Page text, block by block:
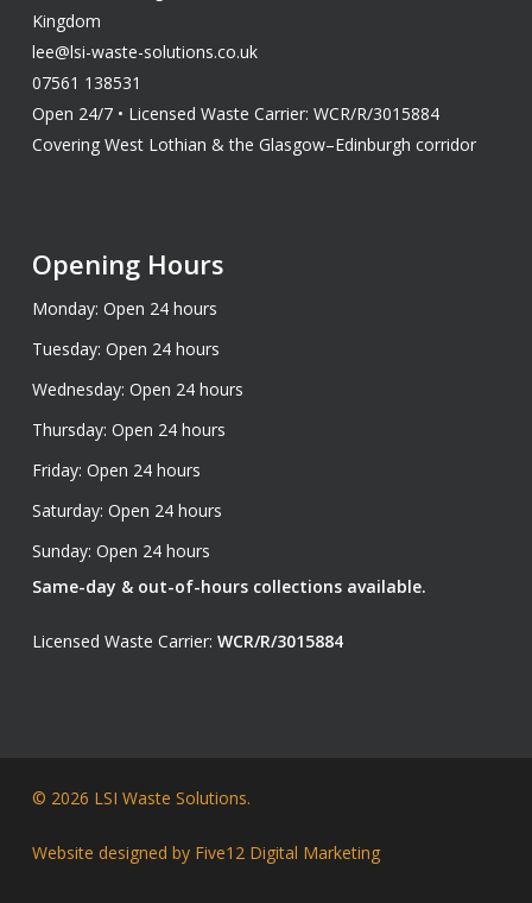
Kingdom
lee@lsi-waste-solutions.co.uk
07561 138531
Open 24/7 • Licensed Waste Carrier: WCR/R/3015884
Covering West Lothian & the Glasgow–Edinburgh corridor
Opening Hours
Monday: Open 24 hours
Tuesday: Open 24 hours
Wednesday: Open 24 hours
Thursday: Open 24 hours
Friday: Open 24 hours
Saturday: Open 24 hours
Sunday: Open 24 hours
Same-day & out-of-hours collections available.
Licensed Waste Carrier: WCR/R/3015884
© 2026 LSI Waste Solutions.
Website designed by Five12 Digital Marketing